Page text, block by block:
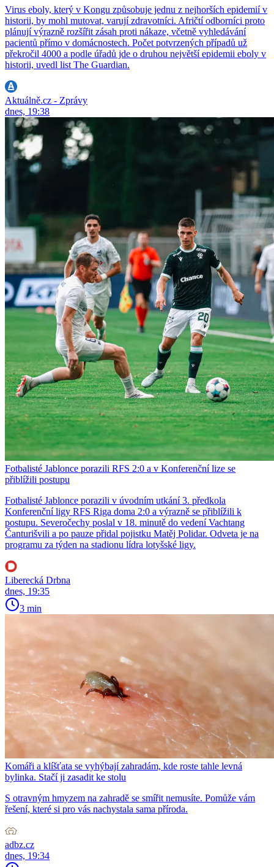
Virus eboly, který v Kongu způsobuje jednu z nejhorších epidemií v
historii, by mohl mutovat, varují zdravotníci. Afričtí odborníci proto
plánují výrazně rozšířit zásah proti nákaze, včetně vyhledávání
pacientů přímo v domácnostech. Počet potvrzených případů už
překročil 4000 a podle úřadů jde o druhou největší epidemii eboly v
historii, uvedl list The Guardian.
Aktuálně.cz - Zprávy
dnes, 19:38
Fotbalisté Jablonce porazili RFS 2:0 a v Konferenční lize se
přiblížili postupu
Fotbalisté Jablonce porazili v úvodním utkání 3. předkola
Konferenční ligy RFS Riga doma 2:0 a výrazně se přiblížili k
postupu. Severočechy poslal v 18. minutě do vedení Vachtang
Čanturišvili a po pauze přidal pojistku Matěj Polidar. Odveta je na
programu za týden na stadionu lídra lotyšské ligy.
Liberecká Drbna
dnes, 19:35
3 min
Komáři a klíšťata se vyhýbají zahradám, kde roste tahle levná
bylinka. Stačí ji zasadit ke stolu
S otravným hmyzem na zahradě se smířit nemusíte. Pomůže vám
řešení, které si pro vás nachystala sama příroda.
adbz.cz
dnes, 19:34